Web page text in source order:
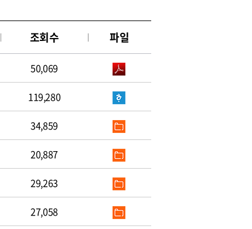
조회수 파일
50,069
119,280
34,859
20,887
29,263
27,058